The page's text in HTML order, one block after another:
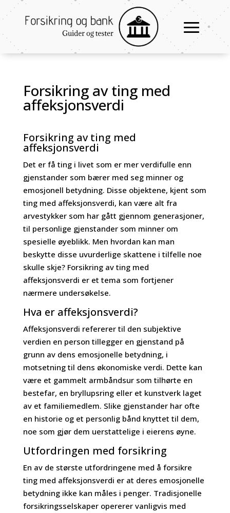
Forsikring av ting med
affeksjonsverdi
Forsikring av ting med
affeksjonsverdi
Det er få ting i livet som er mer verdifulle enn
gjenstander som bærer med seg minner og
emosjonell betydning. Disse objektene, kjent som
ting med affeksjonsverdi, kan være alt fra
arvestykker som har gått gjennom generasjoner,
til personlige gjenstander som minner om
spesielle øyeblikk. Men hvordan kan man
beskytte disse uvurderlige skattene i tilfelle noe
skulle skje? Forsikring av ting med
affeksjonsverdi er et tema som fortjener
nærmere undersøkelse.
Hva er affeksjonsverdi?
Affeksjonsverdi refererer til den subjektive
verdien en person tillegger en gjenstand på
grunn av dens emosjonelle betydning, i
motsetning til dens økonomiske verdi. Dette kan
være et gammelt armbåndsur som tilhørte en
bestefar, en bryllupsring eller et kunstverk laget
av et familiemedlem. Slike gjenstander har ofte
en historie og et personlig bånd knyttet til dem,
noe som gjør dem uerstattelige i eierens øyne.
Utfordringen med forsikring
En av de største utfordringene med å forsikre
ting med affeksjonsverdi er at deres emosjonelle
betydning ikke kan måles i penger. Tradisjonelle
forsikringsselskaper opererer vanligvis med